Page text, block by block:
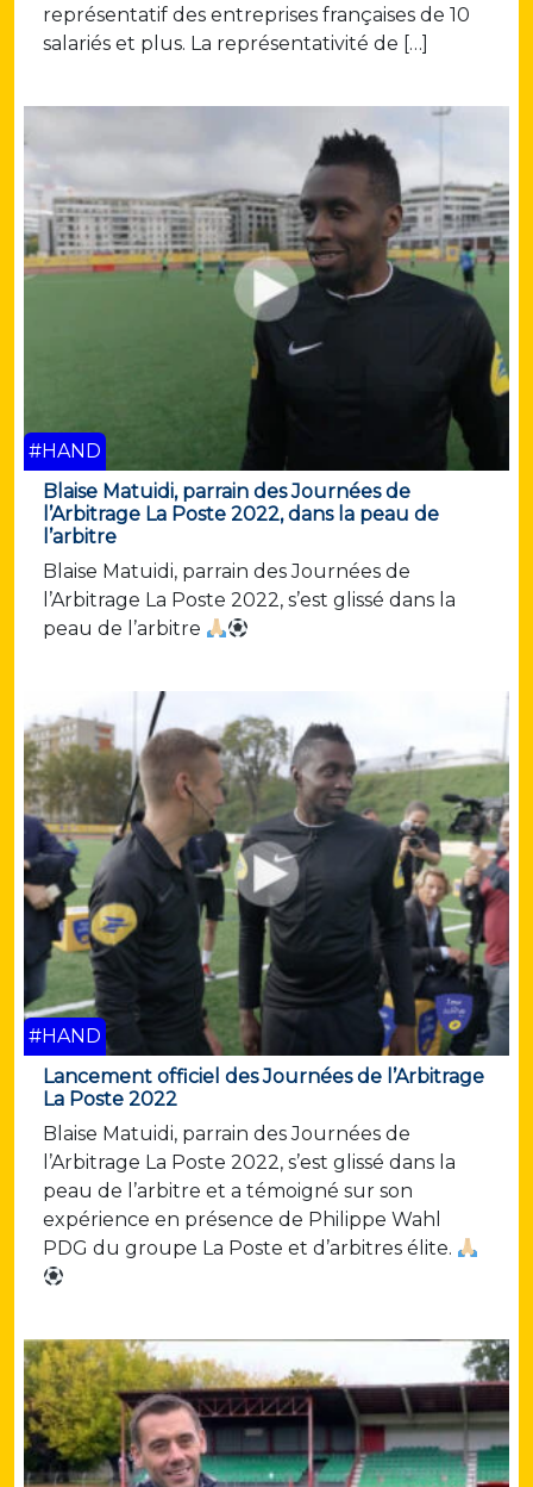
représentatif des entreprises françaises de 10
salariés et plus. La représentativité de […]
#HAND
Blaise Matuidi, parrain des Journées de
l’Arbitrage La Poste 2022, dans la peau de
l’arbitre
Blaise Matuidi, parrain des Journées de
l’Arbitrage La Poste 2022, s’est glissé dans la
peau de l’arbitre
#HAND
Lancement officiel des Journées de l’Arbitrage
La Poste 2022
Blaise Matuidi, parrain des Journées de
l’Arbitrage La Poste 2022, s’est glissé dans la
peau de l’arbitre et a témoigné sur son
expérience en présence de Philippe Wahl
PDG du groupe La Poste et d’arbitres élite.